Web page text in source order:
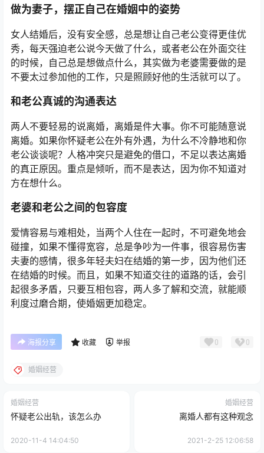
做为妻子，摆正自己在婚姻中的姿势
女人结婚后，没有安全感，总是想让自己老公变得更佳优
秀，每天强迫老公说今天做了什么，或者老公在外面交往
的时候，自己总是想做点什么，其实做为老婆需要做的是
不要太过参加他的工作，只是照顾好他的生活就可以了。
和老公真诚的沟通表达
两人不要轻易的说离婚，离婚是件大事。你不可能随意说
离婚。如果你怀疑老公在外有外遇，为什么不冷静地和你
老公谈谈呢？人格冲突只是避免的借口，不足以表达离婚
的真正原因。重点是倾听，而不是表达，因为你不知道对
方在想什么。
老婆和老公之间的包容度
爱情容易与难相处，当两个人住在一起时，不可避免地会
碰撞，如果不懂得宽容，总是争吵为一件事，很容易伤害
夫妻的感情，很多年轻夫妇在结婚的第一步，因为他们还
在结婚的时候。而且，如果不知道交往的道路的话，会引
起很多矛盾，只要互相包容，两人多了解和交流，就能顺
利度过磨合期，使婚姻更加稳定。
海报分享 收藏 举报 0 0
婚姻经营
婚姻经营
怀疑老公出轨，该怎么办
2020-11-4 14:04:50
婚姻经营
离婚人都有这种观念
2021-2-25 12:06:58